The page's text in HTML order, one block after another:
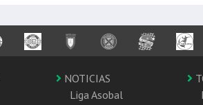
NOTICIAS
Liga Asobal